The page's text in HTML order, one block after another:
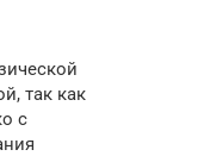
так как
с